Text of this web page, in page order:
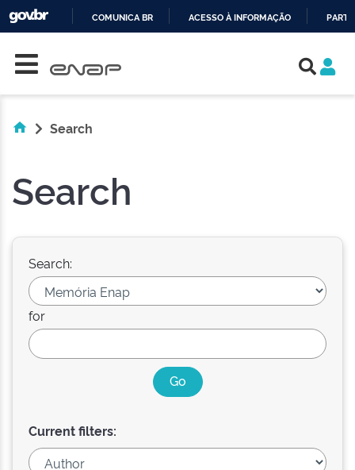
COMUNICA BR ACESSO À INFORMAÇÃO
Search
Search
Search:
for
Current filters: